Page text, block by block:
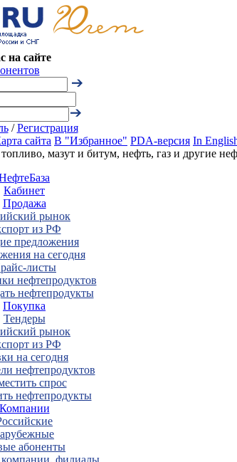
на сайте
/Регистрация
сайта В "Избранное" PDA-версия In
мазут и битум, нефть, газ и другие
Кабинет
Продажа
рынок
из РФ
предложения
на сегодня
листы
нефтепродуктов
нефтепродукты
Покупка
Тендеры
рынок
из РФ
на сегодня
нефтепродуктов
спрос
нефтепродукты
Компании
абоненты
филиалы